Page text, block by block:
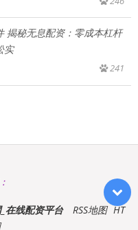
揭秘无息配资：零成本杠杆
实
241
在线配资平台 RSS地图 HT